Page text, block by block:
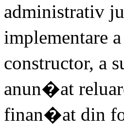
administrativ
constructor, a
anun�at
finan�at din